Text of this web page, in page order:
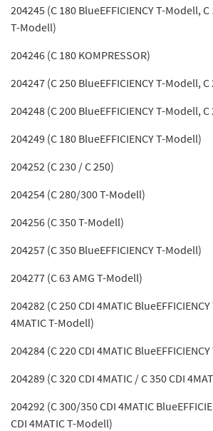
204245 (C 180 BlueEFFICIENCY T-Modell, C
T-Modell)
204246 (C 180 KOMPRESSOR)
204247 (C 250 BlueEFFICIENCY T-Modell,
204248 (C 200 BlueEFFICIENCY T-Modell,
204249 (C 180 BlueEFFICIENCY T-Modell)
204252 (C 230 / C 250)
204254 (C 280/300 T-Modell)
204256 (C 350 T-Modell)
204257 (C 350 BlueEFFICIENCY T-Modell)
204277 (C 63 AMG T-Modell)
204282 (C 250 CDI 4MATIC
4MATIC T-Modell)
204284 (C 220 CDI 4MATIC
204289 (C 320 CDI 4MATIC / C 350 CDI
204292 (C 300/350 CDI 4MATIC
CDI 4MATIC T-Modell)